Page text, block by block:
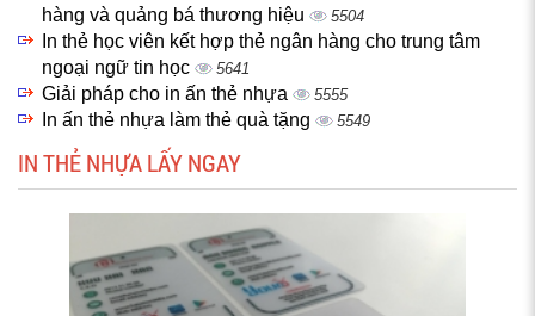
hàng và quảng bá thương hiệu
5504
In thẻ học viên kết hợp thẻ ngân hàng cho trung tâm
ngoại ngữ tin học
5641
Giải pháp cho in ấn thẻ nhựa 5555
In ấn thẻ nhựa làm thẻ quà tặng 5549
IN THẺ NHỰA LẤY NGAY